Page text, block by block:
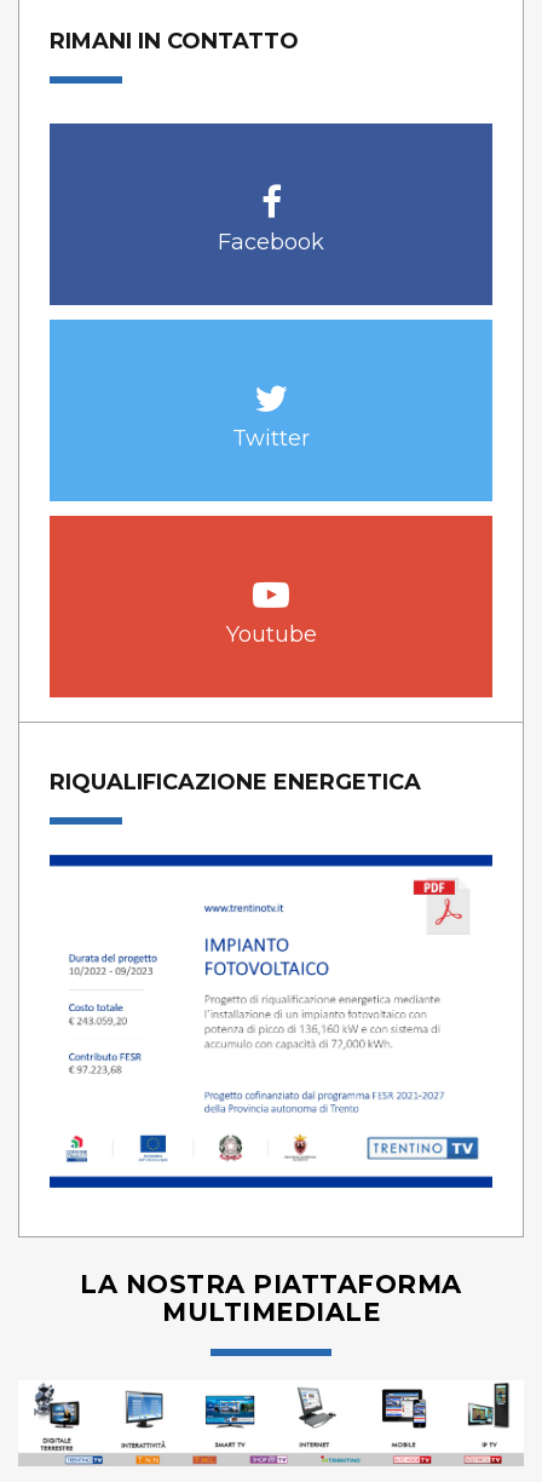
RIMANI IN CONTATTO
Facebook
Twitter
Youtube
RIQUALIFICAZIONE ENERGETICA
LA NOSTRA PIATTAFORMA
MULTIMEDIALE